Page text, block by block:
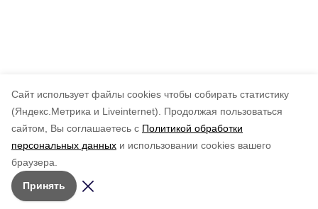
Cайт использует файлы cookies чтобы собирать статистику
(Яндекс.Метрика и Liveinternet).
Продолжая пользоваться
сайтом, Вы соглашаетесь с Политикой обработки
персональных данных и использовании cookies вашего
браузера.
Принять